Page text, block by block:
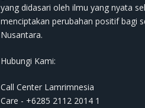
yang didasari oleh ilmu yang nyata
menciptakan perubahan positif bagi
Nusantara.
Hubungi Kami:
Call Center Lamrimnesia
Care - +6285 2112 2014 1